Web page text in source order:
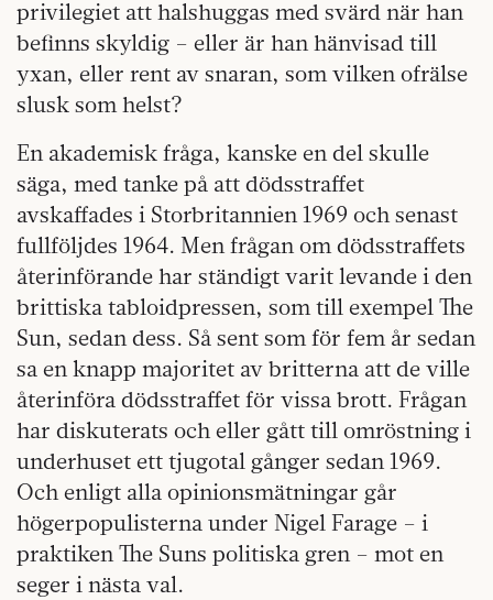
privilegiet att halshuggas med svärd när han
befinns skyldig – eller är han hänvisad till
yxan, eller rent av snaran, som vilken ofrälse
slusk som helst?
En akademisk fråga, kanske en del skulle
säga, med tanke på att dödsstraffet
avskaffades i Storbritannien 1969 och senast
fullföljdes 1964. Men frågan om dödsstraffets
återinförande har ständigt varit levande i den
brittiska tabloidpressen, som till exempel The
Sun, sedan dess. Så sent som för fem år sedan
sa en knapp majoritet av britterna att de ville
återinföra dödsstraffet för vissa brott. Frågan
har diskuterats och eller gått till omröstning i
underhuset ett tjugotal gånger sedan 1969.
Och enligt alla opinionsmätningar går
högerpopulisterna under Nigel Farage – i
praktiken The Suns politiska gren – mot en
seger i nästa val.